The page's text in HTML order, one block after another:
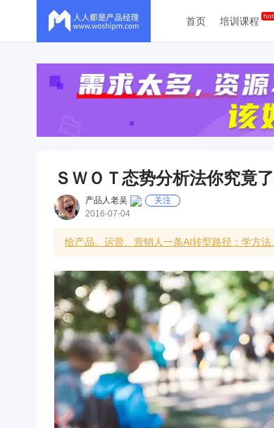
首页 培训课程
ＳＷＯＴ态势分析法你究竟
产品人老吴
关注
2016-07-04
给产品、运营、营销人一条AI转型路径：学方